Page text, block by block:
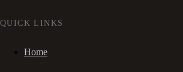
QUICK LINKS
Home